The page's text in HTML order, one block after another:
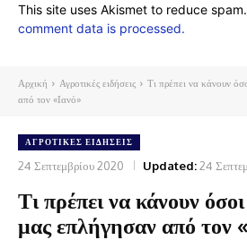
This site uses Akismet to reduce spam.
comment data is processed.